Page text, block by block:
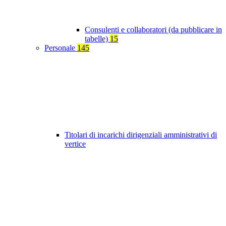
Consulenti e collaboratori (da pubblicare in
tabelle) 15
Personale 145
Titolari di incarichi dirigenziali amministrativi di
vertice